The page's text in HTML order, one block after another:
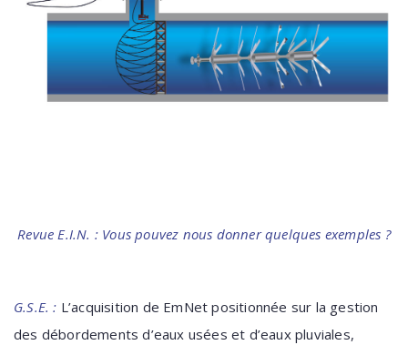
Revue E.I.N. : Vous pouvez nous donner quelques exemples ?
G.S.E. : L’acquisition de EmNet positionnée sur la gestion
des débordements d’eaux usées et d’eaux pluviales,